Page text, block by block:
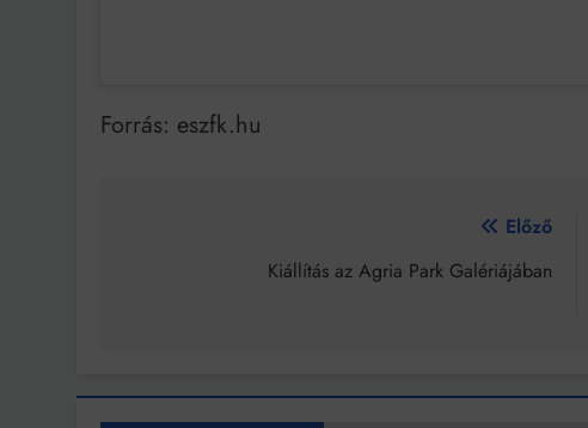
Forrás: eszfk.hu
Előző
Kiállítás az Agria Park Galériájában